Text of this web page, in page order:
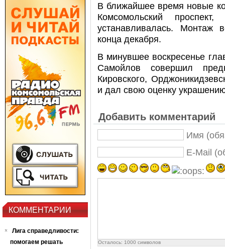
КОММЕНТАРИИ
Лига справедливости:
помогаем решать
В ближайшее время новые
Комсомольский
устанавливалась. Монтаж
конца декабря.
В минувшее воскресенье
Самойлов совершил
Кировского,
и дал свою оценку
Добавить комментарий
Имя
E-Mail
Осталось: 1000 символов